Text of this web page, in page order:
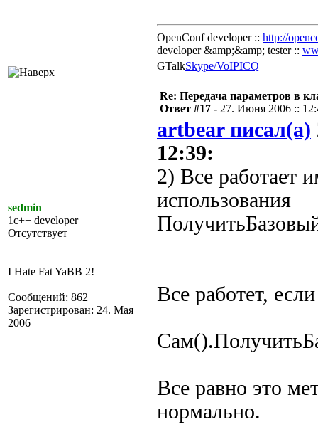
OpenConf developer :: http://
developer &amp;&amp; tester ::
GTalkSkype/VoIPICQ
sedmin
1c++ developer
Отсутствует
I Hate Fat YaBB 2!
Сообщений: 862
Зарегистрирован: 24. Мая
2006
Re: Передача параметров в
Ответ #17 - 27. Июня 2006 ::
artbear писал(а)
12:39:
2) Все работает
использования
Все работет,
Все равно это
нормально.